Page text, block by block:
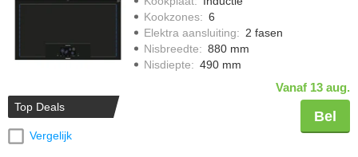
Top Deals
Vergelijk
Kookzones: 6
Elektra aansluiting: 2 fasen
Nisbreedte: 880 mm
Nisdiepte: 490 mm
Vanaf 13 aug.
Bel